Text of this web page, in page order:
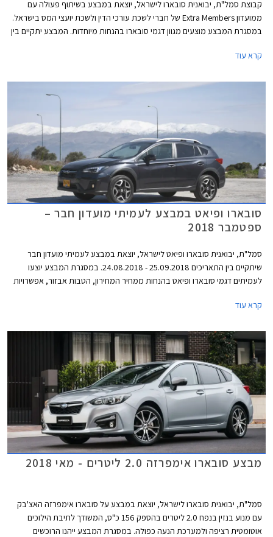
קבוצת סמל"ת, יבואנית סובארו לישראל, יוצאת במבצע בשיתוף פעולה עם
ממועדון Extra Members של חברי לשכת עורכי הדין ולשכת יועצי המס בישראל.
במסגרת המבצע מוצעים מגוון דגמי סובארו בהנחות מיוחדות. המבצע יתקיים בין
קרא עוד
סובארו ופיאט במבצע לעמיתי מועדון חבר –
ספטמבר 2018
סמל"ת, יבואנית סובארו ופיאט לישראל, יוצאת במבצע לעמיתי מועדון חבר
שיתקיים בין התאריכים 25.09.2018 - 24.08.2018. במסגרת המבצע יוצעו
לעמיתים דגמי סובארו ופיאט בהנחות ממחיר המחירון, הטבות אבזור, אפשרויות
המבצע יתקיים בכל סוכנויות פיאט וסובארו ברחבי הארץ, וגם ביריד מועדון חבר
קרא עוד
מבצע סובארו אימפרזה 2.0 ליטרים - מאי 2018
סמל"ת, יבואנית סובארו לישראל, יוצאת במבצע על סובארו אימפרזה האצ'בק
עם מנוע בנזין בנפח 2.0 ליטרים בהספק 156 כ"ס, המשודך לתיבת הילוכים
אוטומטית רציפה ולמערכת הנעה כפולה. במסגרת המבצע ייהנו הרוכשים